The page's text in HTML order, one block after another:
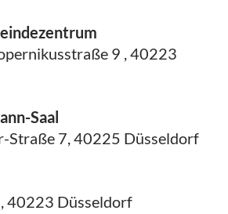
9 , 40223
Saal
Straße 7, 40225 Düsseldorf
40223 Düsseldorf